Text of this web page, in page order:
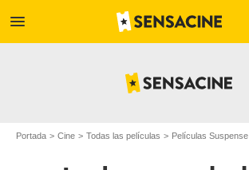
menu
Portada Cine Todas las películas Películas Suspense